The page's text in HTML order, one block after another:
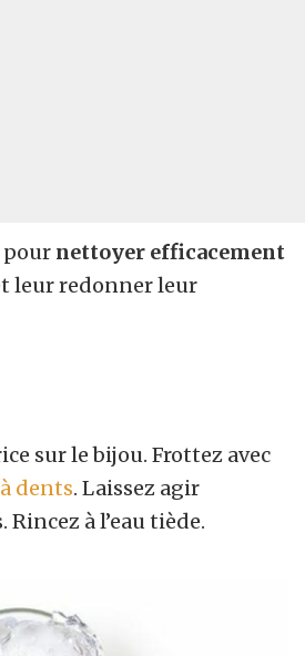
pour nettoyer efficacement
leur redonner leur
sur le bijou. Frottez avec
dents. Laissez agir
à l’eau tiède.